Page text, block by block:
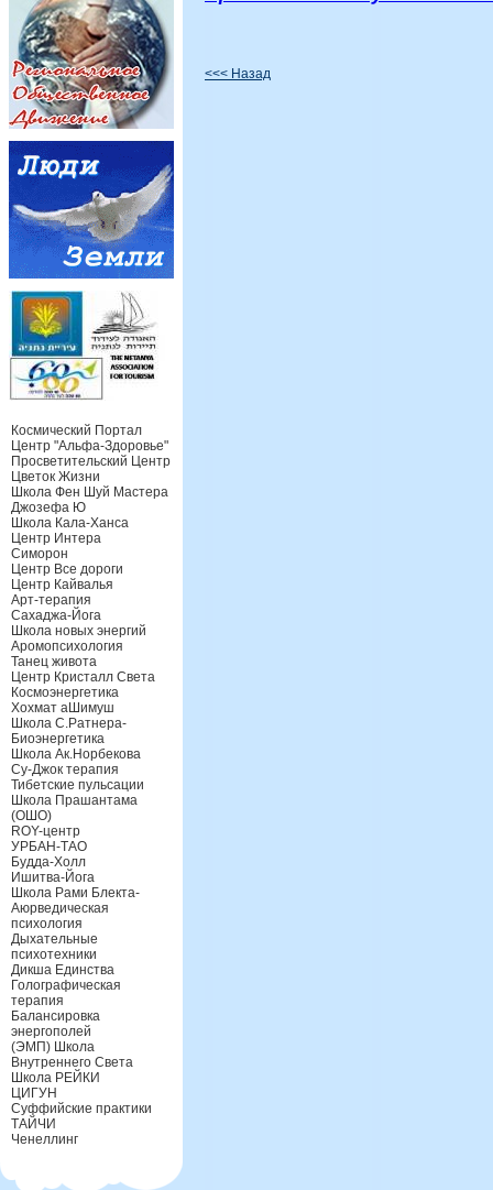
Космический Портал
Центр "Альфа-Здоровье"
Просветительский Центр
Цветок Жизни
Школа Фен Шуй Мастера
Джозефа Ю
Школа Кала-Ханса
Центр Интера
Симорон
Центр Все дороги
Центр Кайвалья
Арт-терапия
Сахаджа-Йога
Школа новых энергий
Аромопсихология
Танец живота
Центр Кристалл Света
Космоэнергетика
Хохмат аШимуш
Школа С.Ратнера-
Биоэнергетика
Школа Ак.Норбекова
Су-Джок терапия
Тибетские пульсации
Школа Прашантама
(ОШО)
ROY-центр
УРБАН-ТАО
Будда-Холл
Ишитва-Йога
Школа Рами Блекта-
Аюрведическая
психология
Дыхательные
психотехники
Дикша Единства
Голографическая
терапия
Балансировка
энергополей
(ЭМП) Школа
Внутреннего Света
Школа РЕЙКИ
ЦИГУН
Суффийские практики
ТАЙЧИ
Ченеллинг
<<< Назад